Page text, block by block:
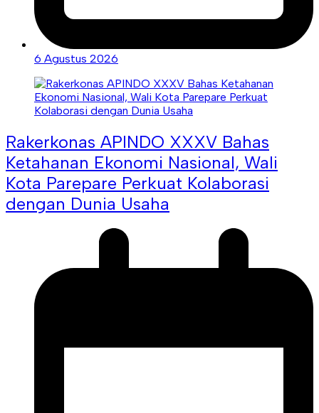
6 Agustus 2026
Rakerkonas APINDO XXXV Bahas
Ketahanan Ekonomi Nasional, Wali
Kota Parepare Perkuat Kolaborasi
dengan Dunia Usaha